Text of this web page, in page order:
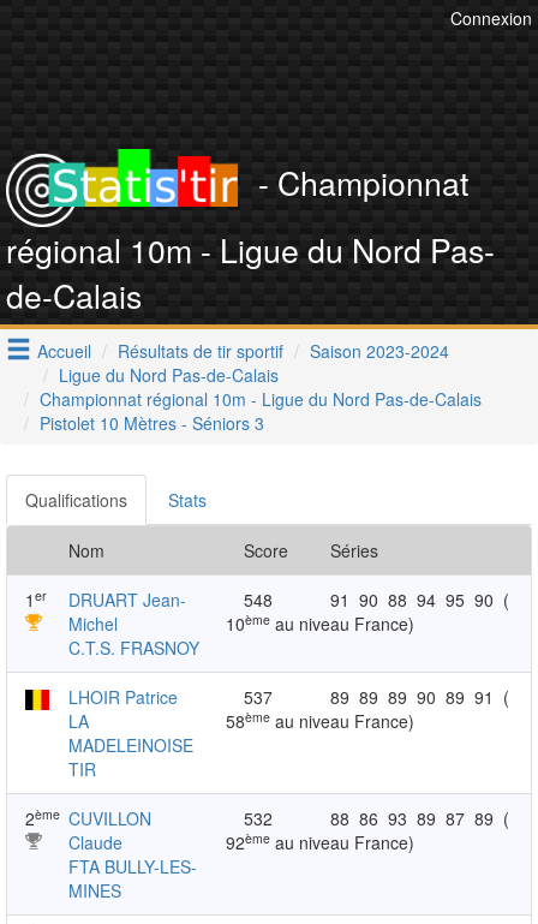
Connexion
- Championnat
régional 10m - Ligue du Nord Pas-
de-Calais
Accueil Résultats de tir sportif
Saison 2023-2024
Ligue du Nord Pas-de-Calais
Championnat régional 10m - Ligue du Nord Pas-de-Calais
Pistolet 10 Mètres - Séniors 3
Qualifications Stats
Nom Score Séries
1 er
DRUART Jean-
Michel
C.T.S. FRASNOY
548 91 90 88 94 95 90 (
10èmeau niveau France)
LHOIR Patrice
LA
MADELEINOISE
TIR
537 89 89 89 90 89 91 (
58èmeau niveau France)
2ème CUVILLON
Claude
FTA BULLY-LES-
MINES
532 88 86 93 89 87 89 (
92èmeau niveau France)